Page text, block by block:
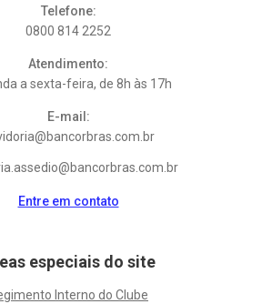
Telefone:
0800 814 2252
Atendimento:
a sexta-feira, de 8h às 17h
E-mail:
Entre em contato
especiais do site
Interno do Clube